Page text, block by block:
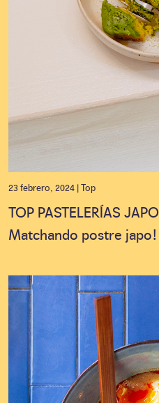
23 febrero, 2024 |Top
TOP PASTELERÍAS JAPO
Matchando postre japo!